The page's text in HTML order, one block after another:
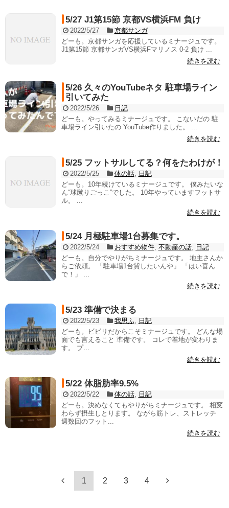
5/27 J1第15節 京都VS横浜FM 負け
2022/5/27
京都サンガ
どーも。京都サンガを応援しているミナージュです。
J1第15節 京都サンガVS横浜Fマリノス 0-2 負け ...
続きを読む
5/26 久々のYouTubeネタ 駐車場ライン
引いてみた
2022/5/26
日記
どーも。やってみるミナージュです。 こないだの 駐
車場ライン引いたの YouTube作りました。 ...
続きを読む
5/25 フットサルしてる？何をたわけが！
2022/5/25 体の話,
日記
どーも。10年続けているミナージュです。 僕みたいな
ん“球蹴りごっこ”でした。 10年やっていますフットサ
ル。 ...
続きを読む
5/24 月極駐車場1台募集です。
2022/5/24 おすすめ物件, 不動産の話,
日記
どーも。自分でやりがちミナージュです。 地主さんか
らご依頼。 「駐車場1台貸したいんや」 「はい喜ん
で！」 ...
続きを読む
5/23 準備で決まる
2022/5/23 我思ふ
日記
どーも。ビビリだからこそミナージュです。 どんな場
面でも言えること 準備です。 コレで着地が変わりま
す。 プ...
続きを読む
5/22 体脂肪率9.5%
2022/5/22 体の話,
日記
どーも。決めなくてもやりがちミナージュです。 相変
わらず摂生しとります。 ながら筋トレ、ストレッチ
週数回のフット...
続きを読む
1 2 3 4